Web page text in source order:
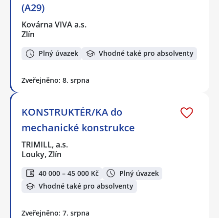
(A29)
Kovárna VIVA a.s.
Zlín
Plný úvazek Vhodné také pro absolventy
Zveřejněno: 8. srpna
KONSTRUKTÉR/KA do
mechanické konstrukce
TRIMILL, a.s.
Louky, Zlín
40 000 – 45 000 Kč
Plný úvazek
Vhodné také pro absolventy
Zveřejněno: 7. srpna